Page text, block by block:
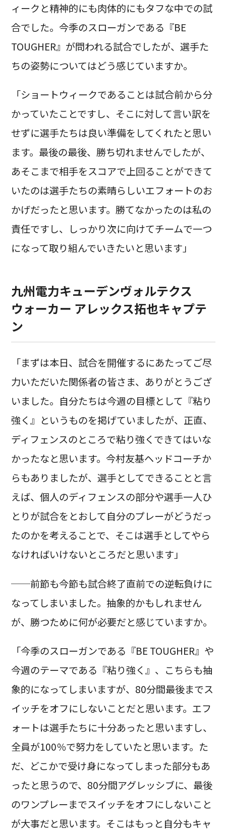
ィークと精神的にも肉体的にもタフな中での試
合でした。今季のスローガンである『BE
TOUGHER』が問われる試合でしたが、選手た
ちの姿勢についてはどう感じていますか。
「ショートウィークであることは試合前から分
かっていたことですし、そこに対して言い訳を
せずに選手たちは良い準備をしてくれたと思い
ます。最後の最後、勝ち切れませんでしたが、
あそこまで相手をスコアで上回ることができて
いたのは選手たちの素晴らしいエフォートのお
かげだったと思います。勝てなかったのは私の
責任ですし、しっかり次に向けてチームで一つ
になって取り組んでいきたいと思います」
九州電力キューデンヴォルテクス
ウォーカー アレックス拓也キャプテ
ン
「まずは本日、試合を開催するにあたってご尽
力いただいた関係者の皆さま、ありがとうござ
いました。自分たちは今週の目標として『粘り
強く』というものを掲げていましたが、正直、
ディフェンスのところで粘り強くできてはいな
かったなと思います。今村友基ヘッドコーチか
らもありましたが、選手としてできることと言
えば、個人のディフェンスの部分や選手一人ひ
とりが試合をとおして自分のプレーがどうだっ
たのかを考えることで、そこは選手としてやら
なければいけないところだと思います」
──前節も今節も試合終了直前での逆転負けに
なってしまいました。抽象的かもしれません
が、勝つために何が必要だと感じていますか。
「今季のスローガンである『BE TOUGHER』や
今週のテーマである『粘り強く』、こちらも抽
象的になってしまいますが、80分間最後までス
イッチをオフにしないことだと思います。エフ
ォートは選手たちに十分あったと思いますし、
全員が100％で努力をしていたと思います。た
だ、どこかで受け身になってしまった部分もあ
ったと思うので、80分間アグレッシブに、最後
のワンプレーまでスイッチをオフにしないこと
が大事だと思います。そこはもっと自分もキャ